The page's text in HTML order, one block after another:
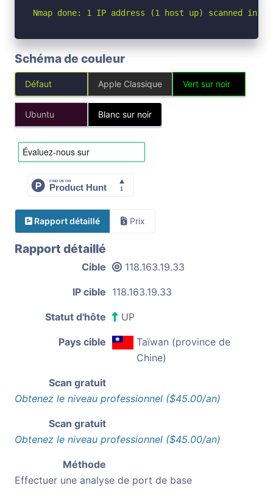
Nmap done: 1 IP address (1 host up) scanned in
Schéma de couleur
Défaut Apple Classique Vert sur noir
Ubuntu Blanc sur noir
Rapport détaillé Prix
Rapport détaillé
Cible 118.163.19.33
IP cible 118.163.19.33
Statut d'hôte UP
Pays cible
Taïwan (province de
Chine)
Scan gratuit
Obtenez le niveau professionnel ($45.00/an)
Scan gratuit
Obtenez le niveau professionnel ($45.00/an)
Méthode
Effectuer une analyse de port de base